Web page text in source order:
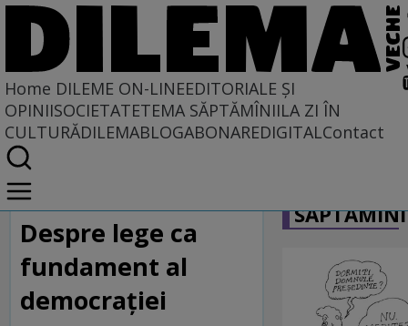
Home DILEME ON-LINEEDITORIALE ȘI
OPINIISOCIETATETEMA SĂPTĂMÎNIILA ZI ÎN
CULTURĂDILEMABLOGABONAREDIGITALContact
Home
Dileme on-line
Despre lege ca
fundament al
democraţiei